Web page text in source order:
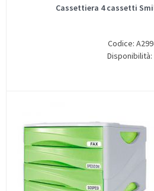
Cassettiera 4 cassetti
Codice:
Disponibilità: